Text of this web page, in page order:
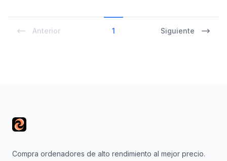
Anterior 1 Siguiente
Compra ordenadores de alto rendimiento al mejor precio.